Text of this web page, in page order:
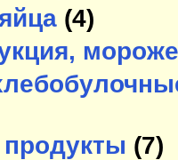
(4)
(7)